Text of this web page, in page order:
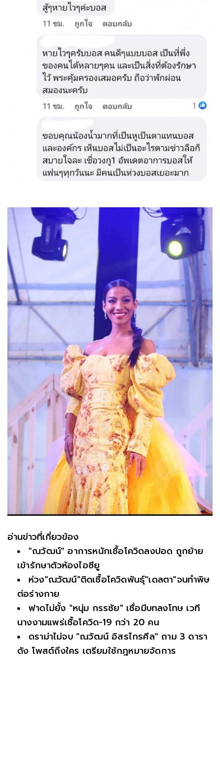
อ่านข่าวที่เกี่ยวข้อง
"ณวัฒน์" อาการหนักเชื้อโควิดลงปอด ถูกย้าย
เข้ารักษาตัวห้องไอซียู
ห่วง"ณวัฒน์"ติดเชื้อโควิดพันธุ์"เดลตา"จนทำพิษ
ต่อร่างกาย
ฟาดไม่ยั้ง "หนุ่ม กรรชัย" เชื่อมีบทลงโทษ เวที
นางงามแพร่เชื้อโควิด-19 กว่า 20 คน
ดราม่าไม่จบ "ณวัฒน์ อิสรไกรศีล" ถาม 3 ดารา
ดัง โพสต์ถึงใคร เตรียมใช้กฎหมายจัดการ